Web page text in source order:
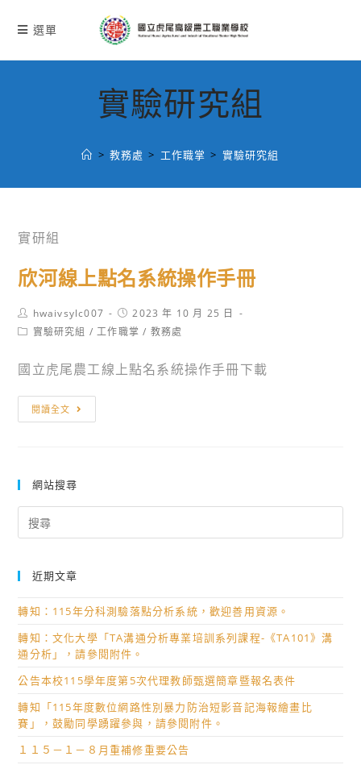
選單
實驗研究組
> 教務處 > 工作職掌 > 實驗研究組
實研組
欣河線上點名系統操作手冊
Post
author:
hwaivsylc007
Post
published:
2023 年 10 月 25 日
Post實驗研究組 / 工作職掌 / 教務處
國立虎尾農工線上點名系統操作手冊下載
閱讀全文
河
名
手
網站搜尋
for:
近期文章
轉知：115年分科測驗落點分析系統，歡迎善用資源。
轉知：文化大學「TA溝通分析專業培訓系列課程-《TA101》溝
通分析」，請參閱附件。
公告本校115學年度第5次代理教師甄選簡章暨報名表件
轉知「115年度數位網路性別暴力防治短影音記海報繪畫比
賽」，鼓勵同學踴躍參與，請參閱附件。
１１５－１－８月重補修重要公告